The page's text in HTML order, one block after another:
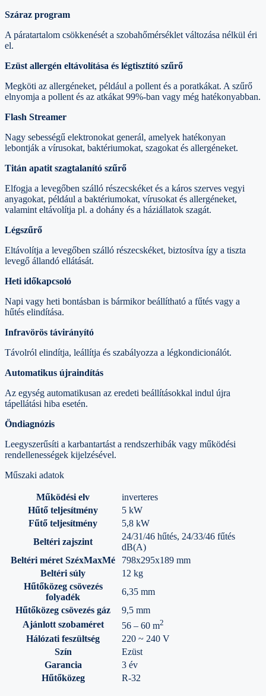
Száraz program
A páratartalom csökkenését a szobahőmérséklet változása nélkül éri
el.
Ezüst allergén eltávolítása és légtisztító szűrő
Megköti az allergéneket, például a pollent és a poratkákat. A szűrő
elnyomja a pollent és az atkákat 99%-ban vagy még hatékonyabban.
Flash Streamer
Nagy sebességű elektronokat generál, amelyek hatékonyan
lebontják a vírusokat, baktériumokat, szagokat és allergéneket.
Titán apatit szagtalanító szűrő
Elfogja a levegőben szálló részecskéket és a káros szerves vegyi
anyagokat, például a baktériumokat, vírusokat és allergéneket,
valamint eltávolítja pl. a dohány és a háziállatok szagát.
Légszűrő
Eltávolítja a levegőben szálló részecskéket, biztosítva így a tiszta
levegő állandó ellátását.
Heti időkapcsoló
Napi vagy heti bontásban is bármikor beállítható a fűtés vagy a
hűtés elindítása.
Infravörös távirányító
Távolról elindítja, leállítja és szabályozza a légkondicionálót.
Automatikus újraindítás
Az egység automatikusan az eredeti beállításokkal indul újra
tápellátási hiba esetén.
Öndiagnózis
Leegyszerűsíti a karbantartást a rendszerhibák vagy működési
rendellenességek kijelzésével.
Műszaki adatok
Működési elv
inverteres
Hűtő teljesítmény
5 kW
Fűtő teljesítmény
5,8 kW
Beltéri zajszint
24/31/46 hűtés, 24/33/46 fűtés
dB(A)
Beltéri méret SzéxMaxMé
798x295x189 mm
Beltéri súly
12 kg
Hűtőközeg csövezés
folyadék
6,35 mm
Hűtőközeg csövezés gáz
9,5 mm
Ajánlott szobaméret
56 – 60 m2
Hálózati feszültség
220 ~ 240 V
Szín
Ezüst
Garancia
3 év
Hűtőközeg
R-32